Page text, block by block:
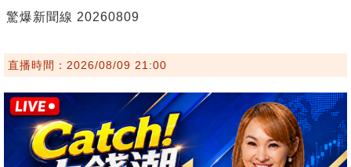
驚爆新聞線 20260809
直播時間：2026/08/09 21:00